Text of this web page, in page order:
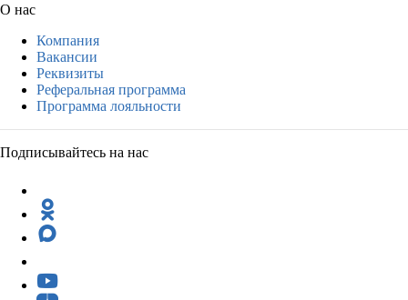
О нас
Компания
Вакансии
Реквизиты
Реферальная программа
Программа лояльности
Подписывайтесь на нас